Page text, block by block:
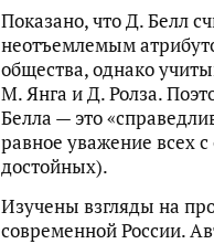
Показано, что Д. Белл
неотъемлемым
общества, однако
М. Янга и Д. Ролза.
Белла — это
равное уважение всех
достойных).
Изучены взгляды на
современной России.